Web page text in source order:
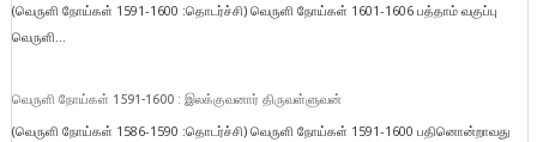
(வெருளி நோய்கள் 1591-1600 :தொடர்ச்சி) வெருளி நோய்கள் 1601-1606 பத்தாம் வகுப்பு
வெருளி...
வெருளி நோய்கள் 1591-1600 : இலக்குவனார் திருவள்ளுவன்
(வெருளி நோய்கள் 1586-1590 :தொடர்ச்சி) வெருளி நோய்கள் 1591-1600 பதினொன்றாவது